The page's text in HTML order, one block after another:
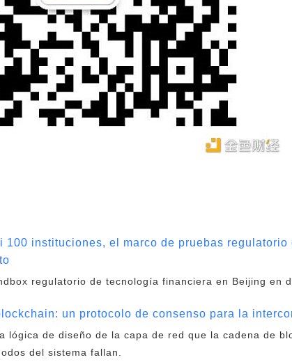
100 instituciones, el marco de pruebas
regulatorio de tecnología financiera en Beijing en
un protocolo de consenso para la
lógica de diseño de la capa de red que la cadena de
del sistema fallan.